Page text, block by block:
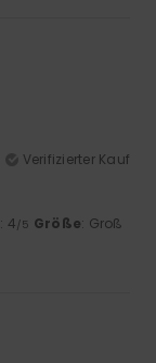
Verifizierter Kauf
: 4/5 Größe: Groß